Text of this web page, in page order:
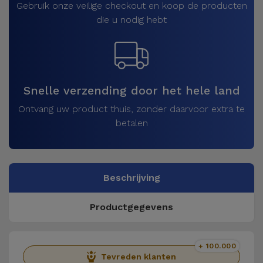
Gebruik onze veilige checkout en koop de producten
die u nodig hebt
Snelle verzending door het hele land
Ontvang uw product thuis, zonder daarvoor extra te
betalen
Beschrijving
Productgegevens
Tevreden klanten
+ 100.000